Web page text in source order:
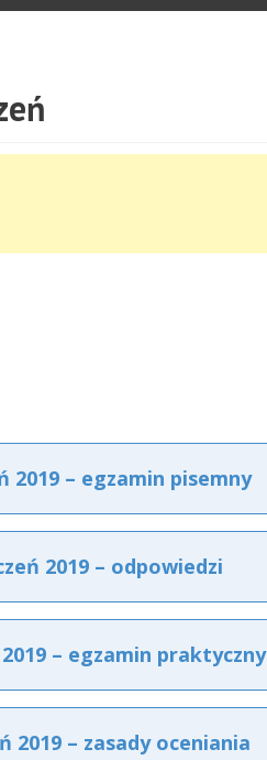
2019 – egzamin pisemny
2019 – odpowiedzi
– egzamin praktyczny
2019 – zasady oceniania